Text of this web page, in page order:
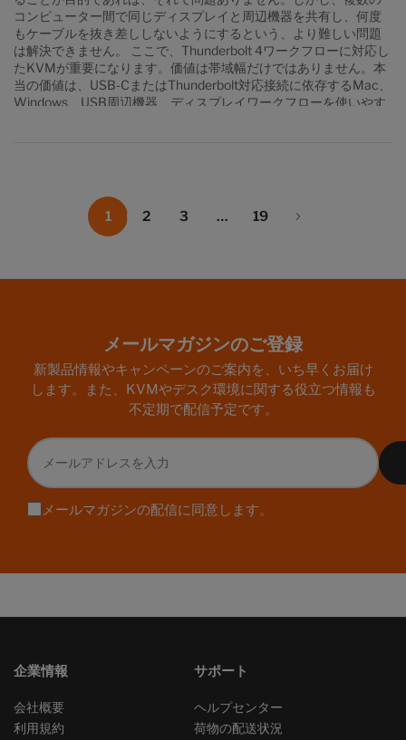
コンピューター間で同じディスプレイと周辺機器を共有し、何度
もケーブルを抜き差ししないようにするという、より難しい問題
は解決できません。 ここで、Thunderbolt 4ワークフローに対応し
たKVMが重要になります。価値は帯域幅だけではありません。本
当の価値は、USB-CまたはThunderbolt対応接続に依存するMac、
Windows、USB周辺機器、ディスプレイワークフローを使いやす
説します。 2026年でもMacユーザーにThunderbolt 4ワークフロ
ー対応KVMが必要な理由 1台のMacを1台のディスプレイに接続す
るだけであれば、通常KVMは必要ありません。ドックやハブを使
を常設し、移動用にMacBook Airを使うかもしれません。IT担当
者はMac mini、Windows PC、サービス用ノートパソコンを切り
替える必要があるかもしれません。このような場合、問題はポー
ト拡張ではありません。問題は制御の共有です。 KVMは、キーボ
ード、映像、マウスの制御をコンピューター間で切り替えるため
素を一緒に切り替える必要があります。ディスプレイ信号、USB
キーボードとマウス、オーディオデバイス、Webカメラ、外部ス
トレージ、場合によってはUSB-CまたはThunderbolt対応ディスプ
KVMセットアップは、必ずしも最も目立つスペックを持つ製品で
があります。 Thunderbolt 4対応KVM・USB-C KVM・ドックの違
ピューターを拡張します。KVMは1つのワークステーションを複数
入力だけを切り替えます。これらはそれぞれ異なる役割です。 デ
バイスの種類...
1 2 3 … 19
メールマガジンのご登録
新製品情報やキャンペーンのご案内を、いち早くお届け
します。また、KVMやデスク環境に関する役立つ情報も
不定期で配信予定です。
メ
ー
ル
ド メールマガジンの配信に同意します。
企業情報
会社概要
利用規約
サポート
ヘルプセンター
荷物の配送状況